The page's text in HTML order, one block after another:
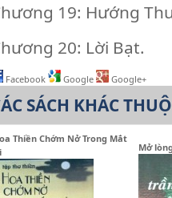
19: Hướng
20: Lời Bạt.
Facebook Google Google+
SÁCH KHÁC
Thiền Chớm Nở Trong Mắt
Mở